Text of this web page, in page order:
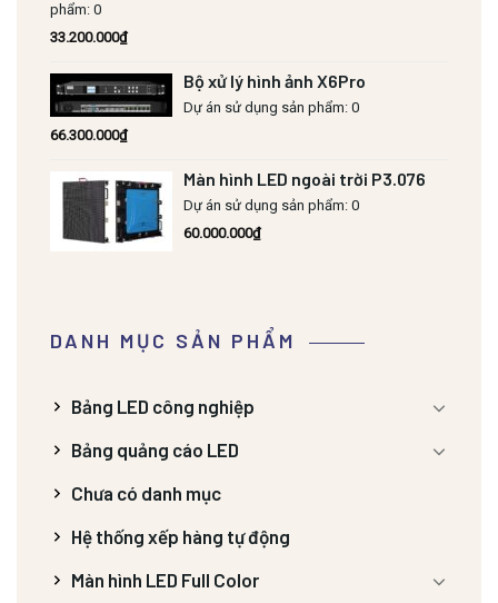
phẩm: 0
33.200.000₫
Bộ xử lý hình ảnh X6Pro
Dự án sử dụng sản phẩm: 0
66.300.000₫
Màn hình LED ngoài trời P3.076
Dự án sử dụng sản phẩm: 0
60.000.000₫
DANH MỤC SẢN PHẨM
Bảng LED công nghiệp
Bảng quảng cáo LED
Chưa có danh mục
Hệ thống xếp hàng tự động
Màn hình LED Full Color